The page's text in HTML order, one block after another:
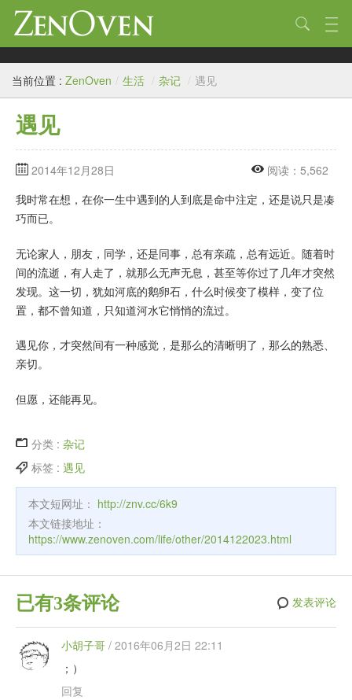
技术
生活
作品
标签
归档
链接
关于
当前位置 : ZenOven / 生活 / 杂记 / 遇见
遇见
2014年12月28日
阅读：5,562
我时常在想，在你一生中遇到的人到底是命中注定，还是说只是凑
巧而已。
无论家人，朋友，同学，还是同事，总有亲疏，总有远近。随着时
间的流逝，有人走了，就那么无声无息，甚至等你过了几年才突然
发现。这一切，犹如河底的鹅卵石，什么时候变了模样，变了位
置，都不曾知道，只知道河水它悄悄的流过。
遇见你，才突然间有一种感觉，是那么的清晰明了，那么的熟悉、
亲切。
但愿，还能再见。
分类 : 杂记
标签 : 遇见
本文短网址： http://znv.cc/6k9
本文链接地址：
https://www.zenoven.com/life/other/2014122023.html
已有3条评论 发表评论
小胡子哥 / 2016年06月2日 22:11
；）
回复